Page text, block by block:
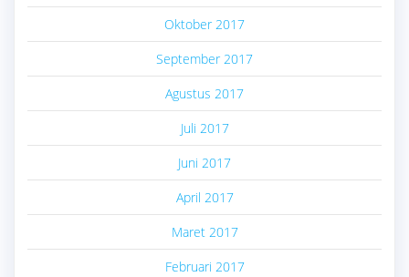
Oktober 2017
September 2017
Agustus 2017
Juli 2017
Juni 2017
April 2017
Maret 2017
Februari 2017